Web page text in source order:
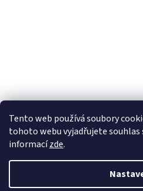
Tento web používá soubory
tohoto webu vyjadřujete souhlas
informacízde.